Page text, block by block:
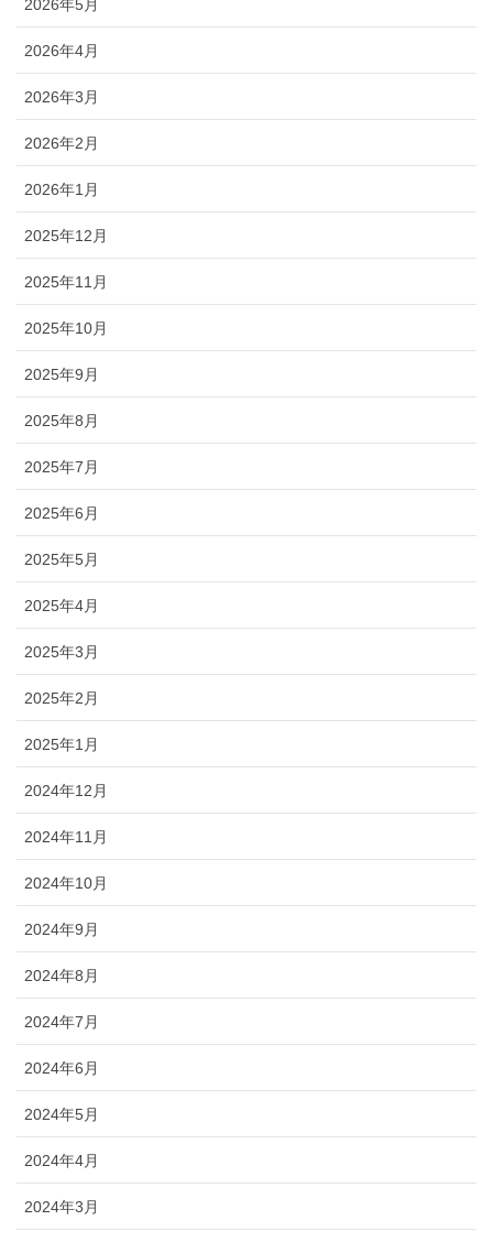
2026年5月
2026年4月
2026年3月
2026年2月
2026年1月
2025年12月
2025年11月
2025年10月
2025年9月
2025年8月
2025年7月
2025年6月
2025年5月
2025年4月
2025年3月
2025年2月
2025年1月
2024年12月
2024年11月
2024年10月
2024年9月
2024年8月
2024年7月
2024年6月
2024年5月
2024年4月
2024年3月